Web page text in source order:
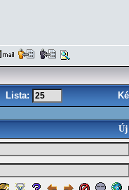
Lista:
Új